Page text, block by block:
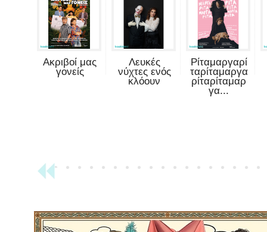
Ακριβοί μας
γονείς
Λευκές
νύχτες ενός
κλόουν
Ρίταμαργαρί
ταρίταμαργα
ρίταρίταμαρ
γα...